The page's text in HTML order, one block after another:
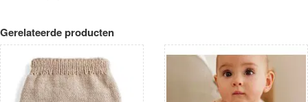
Gerelateerde producten